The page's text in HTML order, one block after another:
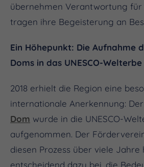
übernehmen Verantwortung
tragen ihre Begeisterung an
Ein Höhepunkt: Die Aufnahme
Doms in das UNESCO-Welterbe
2018 erhielt die Region eine
internationale Anerkennung: Der
Dom wurde in die UNESCO-
aufgenommen. Der
diesen Prozess über viele
entscheidend dazu bei, die